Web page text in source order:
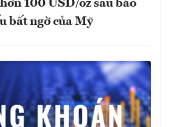
100 USD/oz sau báo
bất ngờ của Mỹ